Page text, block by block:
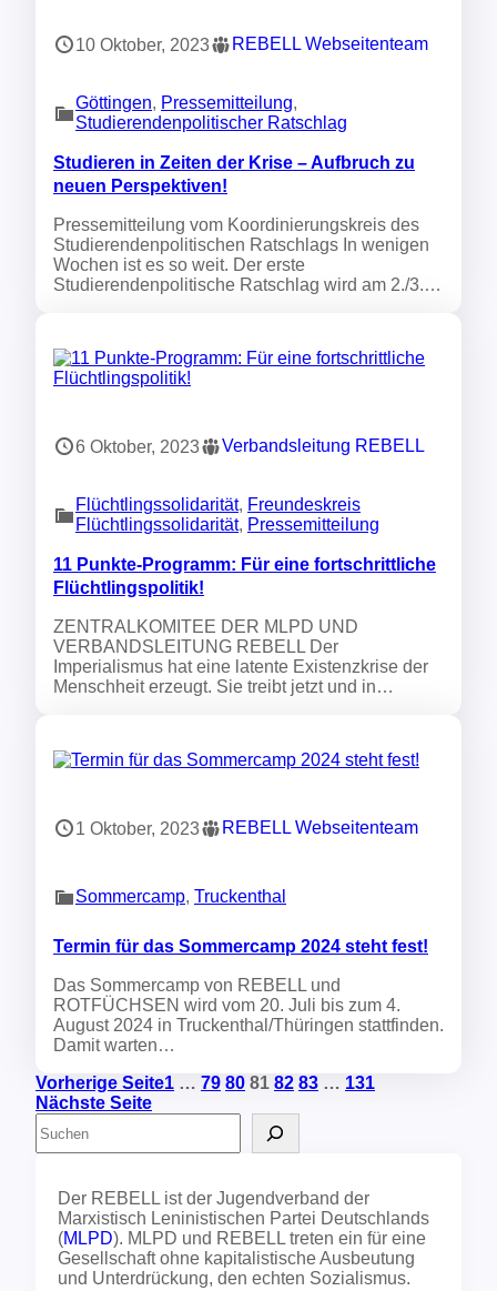
10 Oktober, 2023 REBELL Webseitenteam
Göttingen, Pressemitteilung
Studierendenpolitischer Ratschlag
Studieren in Zeiten der Krise – Aufbruch zu
neuen Perspektiven!
Pressemitteilung vom Koordinierungskreis des
Studierendenpolitischen Ratschlags In wenigen
Wochen ist es so weit. Der erste
Studierendenpolitische Ratschlag wird am 2./3.…
6 Oktober, 2023 Verbandsleitung REBELL
Flüchtlingssolidarität, Freundeskreis
Flüchtlingssolidarität, Pressemitteilung
11 Punkte-Programm: Für eine fortschrittliche
Flüchtlingspolitik!
ZENTRALKOMITEE DER MLPD UND
VERBANDSLEITUNG REBELL Der
Imperialismus hat eine latente Existenzkrise der
Menschheit erzeugt. Sie treibt jetzt und in…
1 Oktober, 2023 REBELL Webseitenteam
Sommercamp, Truckenthal
Termin für das Sommercamp 2024 steht fest!
Das Sommercamp von REBELL und
ROTFÜCHSEN wird vom 20. Juli bis zum 4.
August 2024 in Truckenthal/Thüringen stattfinden.
Damit warten…
Vorherige Seite1 … 79 80 81 82 83 … 131
Nächste Seite
u
Der REBELL ist der Jugendverband der
Marxistisch Leninistischen Partei Deutschlands
(MLPD). MLPD und REBELL treten ein für eine
Gesellschaft ohne kapitalistische Ausbeutung
und Unterdrückung, den echten Sozialismus.